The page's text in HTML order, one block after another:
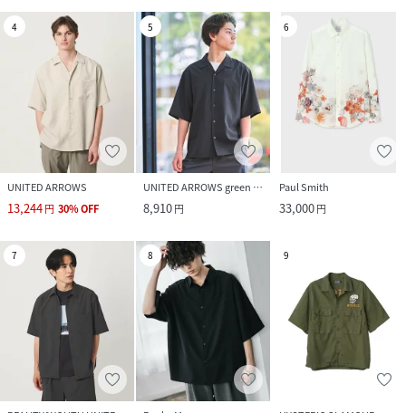
4
UNITED ARROWS
13,244円 30%OFF
5
UNITED ARROWS green label relaxing
8,910円
6
Paul Smith
33,000円
7 8 9